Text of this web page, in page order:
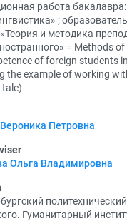
работа
;
и методика
= Methods
of foreign students
the example of working
tale)
Петровна
Ольга Владимировна
Гуманитарный